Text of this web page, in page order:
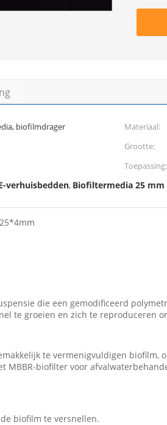
biofilmdrager Materiaal:
Grootte:
Toepassing:
verhuisbedden, Biofiltermedia 25 mm
die een gemodificeerd
te groeien en zich te reproduceren
te vermenigvuldigen
biofilter voor
biofilm te versnellen.